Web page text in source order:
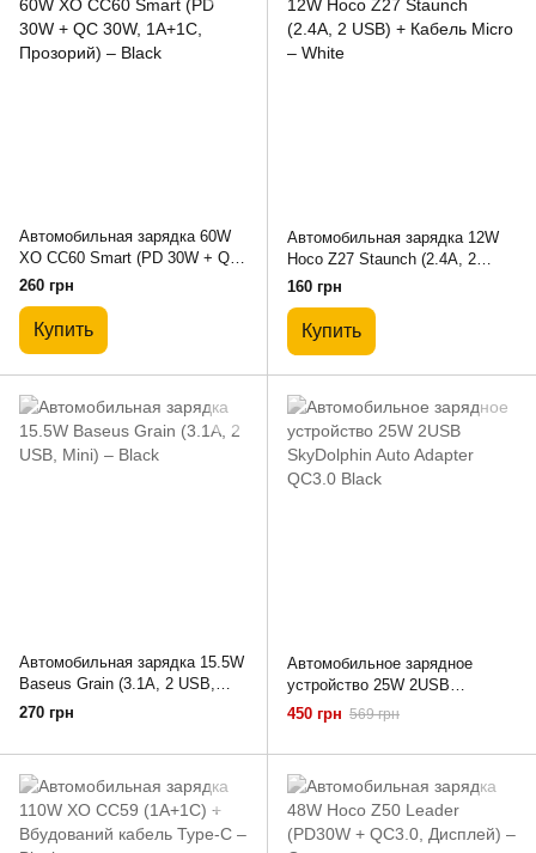
Автомобильная зарядка 60W
XO CC60 Smart (PD 30W + QC
30W, 1A+1C, Прозорий) – Black
260 грн
Купить
Автомобильная зарядка 12W
Hoco Z27 Staunch (2.4A, 2
USB) + Кабель Micro – White
160 грн
Купить
Автомобильная зарядка 15.5W
Baseus Grain (3.1A, 2 USB,
Mini) – Black
270 грн
Автомобильное зарядное
устройство 25W 2USB
SkyDolphin Auto Adapter QC3.0
Black
450 грн 569 грн